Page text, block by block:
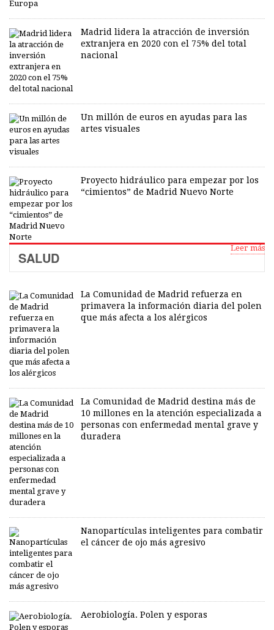
Madrid lidera la atracción de inversión
extranjera en 2020 con el 75% del total
nacional
Un millón de euros en ayudas para las
artes visuales
Proyecto hidráulico para empezar por los
“cimientos” de Madrid Nuevo Norte
Leer más
SALUD
La Comunidad de Madrid refuerza en
primavera la información diaria del polen
que más afecta a los alérgicos
La Comunidad de Madrid destina más de
10 millones en la atención especializada a
personas con enfermedad mental grave y
duradera
Nanopartículas inteligentes para combatir
el cáncer de ojo más agresivo
Aerobiología. Polen y esporas